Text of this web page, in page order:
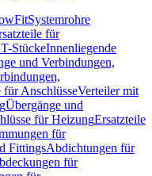
Systemrohre
für
T-StückeInnenliegende
und Verbindungen,
für AnschlüsseVerteiler mit
Übergänge und
für HeizungErsatzteile
für
FittingsAbdichtungen für
für